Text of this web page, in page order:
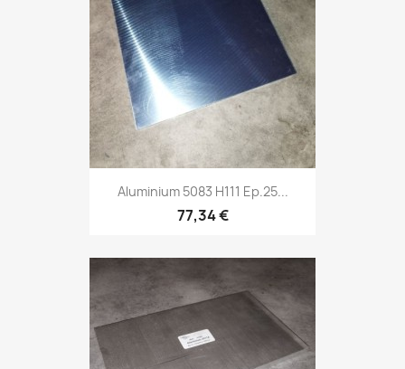
Aluminium 5083 H111 Ep.25...
77,34 €